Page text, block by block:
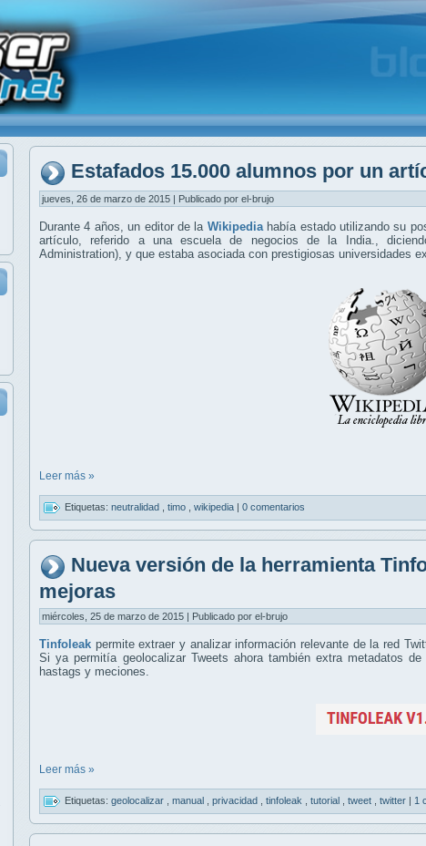
Estafados 15.000 alumnos por un
jueves, 26 de marzo de 2015 | Publicado por el-brujo
Durante 4 años, un editor de la Wikipediahabía estado utilizando su
artículo, referido a una escuela de negocios de la India.,
Administration), y que estaba asociada con prestigiosas universidades
Leer más »
Etiquetas: neutralidad timo wikipedia | 0 comentarios
Nueva versión de la herramienta
mejoras
miércoles, 25 de marzo de 2015 | Publicado por el-brujo
Tinfoleak permite extraer y analizar información relevante de la red
Si ya permitía geolocalizar Tweets ahora también extra metadatos
hastags y meciones.
Leer más »
Etiquetas: geolocalizar manual privacidad tinfoleak tutorial tweet twitter | 1